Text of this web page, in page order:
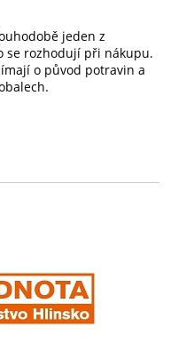
jeden z
se rozhodují při nákupu.
o původ potravin a